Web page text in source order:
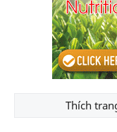
Thích